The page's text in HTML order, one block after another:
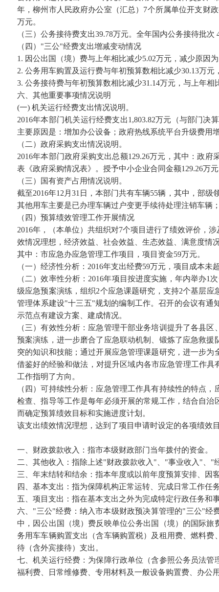
年，柳州市人民政府办公室（汇总）7个所属单位开支财
万元。
（三）公务接待费支出39.78万元。全年国内公务接待批
（四）"三公"经费支出增减变动情况
1. 因公出国（境）费与上年相比减少5.02万元，减少原因
2. 公务用车购置及运行费与年初预算数相比减少30.13万
3. 公务接待费与年初预算数相比减少31.14万元，与上年
六、其他重要事项情况说明
(一) 机关运行经费支出情况说明。
2016年本部门机关运行经费支出1,803.82万元（与部门决
主要原因是：增加办公设备；政府热线系统平台升级费用
（二）政府采购支出情况说明。
2016年本部门政府采购支出总额129.26万元，其中：政
表《政府采购情况表》。授予中小企业合同金额129.26万
（三）国有资产占用情况说明。
截至2016年12月31日，本部门共有车辆55辆，其中，部
其他用车主要是已办理车辆过户变更手续待处理注销车辆
（四）预算绩效管理工作开展情况
2016年，（本单位）共组织对7个项目进行了绩效评价，
效情况理想，经济效益、社会效益、生态效益、满意度情
其中：市应急办应急管理工作项目，项目资金59万元。
（一）经济性分析：2016年支出经费59万元，项目成本未
（二）效率性分析：2016年项目按进度实施，年内举办
级应急预案演练，组织2个应急课题研究，支持2个基层
管理体系建设"十三五"规划的编制工作。召开的会议有通
示范点有建设方案、建成情况。
（三）有效性分析：应急管理干部业务培训提升了各县
预案演练，进一步磨合了应急联动机制、锻炼了应急救
突的知识和技能；通过开展应急管理课题研究，进一步
借鉴好的经验和做法，对提升区域内各市应急管理工作
工作指明了方向。
（四）可持续性分析：应急管理工作具有持续性的特点
检查、指导等工作是每年必须开展的常规工作，结合自
而确定预算绩效目标和实施进度计划。
该支出绩效情况理想，达到了项目申请时设定的各项绩效
一、财政拨款收入：指市本级财政部门当年拨付的资金。
二、其他收入：指除上述"财政拨款收入"、"事业收入"、"
三、年末结转和结余：指本年度或以前年度预算安排、因
四、基本支出：指为保障机构正常运转、完成日常工作任
五、项目支出：指在基本支出之外为完成特定行政任务和
六、"三公"经费：纳入市本级财政预决算管理的"三公"经
中，因公出国（境）费反映单位公务出国（境）的国际
务用车车辆购置支出（含车辆购置税）及租用费、燃料
待（含外宾接待）支出。
七、机关运行经费：为保障行政单位（含参照公务员法
福利费、日常维修费、专用材料及一般设备购置费、办公